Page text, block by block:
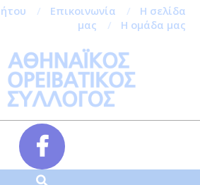
Επικοινωνία
Η σελίδα
μας
Η ομάδα μας
Αναζήτηση